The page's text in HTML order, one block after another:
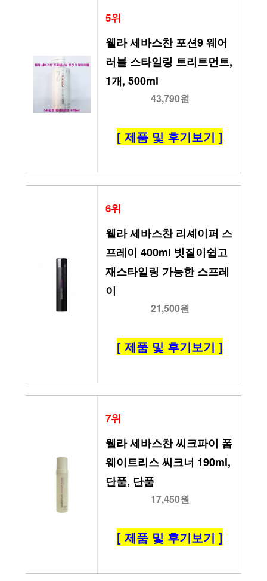
5위
웰라 세바스찬 포션9 웨어
러블 스타일링 트리트먼트,
1개, 500ml
43,790원
[ 제품 및 후기보기 ]
6위
웰라 세바스찬 리셰이퍼 스
프레이 400ml 빗질이쉽고
재스타일링 가능한 스프레
이
21,500원
[ 제품 및 후기보기 ]
7위
웰라 세바스찬 씨크파이 폼
웨이트리스 씨크너 190ml,
단품, 단품
17,450원
[ 제품 및 후기보기 ]